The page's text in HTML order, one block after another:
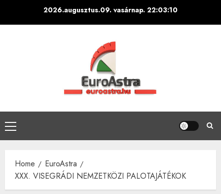
2026.augusztus.09. vasárnap. 22:03:10
Primary
Menu
Home
EuroAstra
XXX. VISEGRÁDI NEMZETKÖZI PALOTAJÁTÉKOK